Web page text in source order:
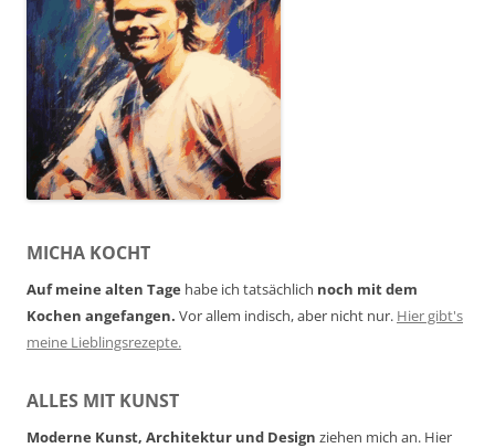
MICHA KOCHT
Auf meine alten Tage habe ich tatsächlich noch mit dem
Kochen angefangen. Vor allem indisch, aber nicht nur. Hier gibt's
meine Lieblingsrezepte.
ALLES MIT KUNST
Moderne Kunst, Architektur und Design ziehen mich an. Hier